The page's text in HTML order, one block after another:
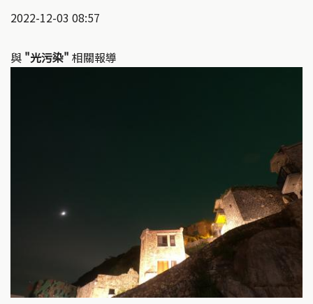
2022-12-03 08:57
與 "光污染" 相關報導